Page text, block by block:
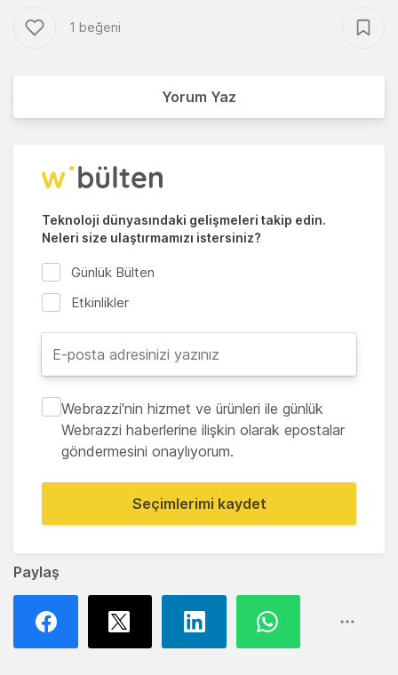
Paylaş
1 beğeni
Yorum Yaz
Teknoloji dünyasındaki gelişmeleri takip edin.
Neleri size ulaştırmamızı istersiniz?
Günlük Bülten
Etkinlikler
Webrazzi'nin hizmet ve ürünleri ile günlük
Webrazzi haberlerine ilişkin olarak epostalar
göndermesini onaylıyorum.
Seçimlerimi kaydet